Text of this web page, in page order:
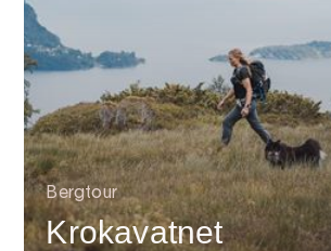
Bergtour
Krokavatnet